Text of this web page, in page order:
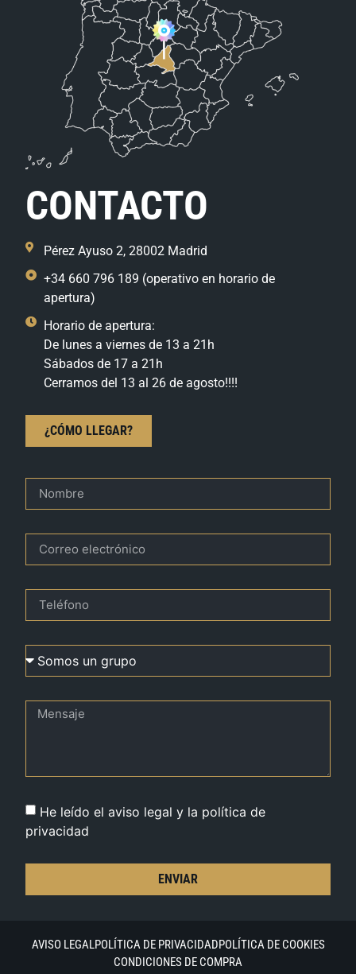
CONTACTO
Pérez Ayuso 2, 28002 Madrid
+34 660 796 189 (operativo en horario de
apertura)
Horario de apertura:
De lunes a viernes de 13 a 21h
Sábados de 17 a 21h
Cerramos del 13 al 26 de agosto!!!!
¿CÓMO LLEGAR?
He leído el aviso legal y la política de
privacidad
ENVIAR
AVISO LEGALPOLÍTICA DE PRIVACIDADPOLÍTICA DE COOKIES
CONDICIONES DE COMPRA